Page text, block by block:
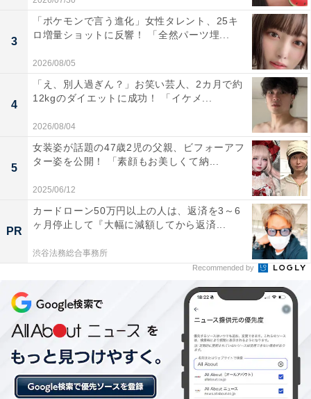
3
「ポケモンで言う進化」女性タレント、25キ
ロ増量ショットに反響！ 「全然パーツ埋...
2026/08/05
4
「え、別人過ぎん？」お笑い芸人、2カ月で約
12kgのダイエットに成功！ 「イケメ...
2026/08/04
5
女装姿が話題の47歳2児の父親、ビフォーアフ
ター姿を公開！ 「素顔もお美しくて納...
2025/06/12
PR
カードローン50万円以上の人は、返済を3～6
ヶ月停止して『大幅に減額してから返済...
渋谷法務総合事務所
Recommended by